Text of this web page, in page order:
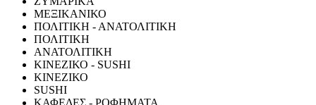
ΜΕΞΙΚΑΝΙΚΟ
ΠΟΛΙΤΙΚΗ - ΑΝΑΤΟΛΙΤΙΚΗ
ΠΟΛΙΤΙΚΗ
ΑΝΑΤΟΛΙΤΙΚΗ
ΚΙΝΕΖΙΚΟ - SUSHI
ΚΙΝΕΖΙΚΟ
SUSHI